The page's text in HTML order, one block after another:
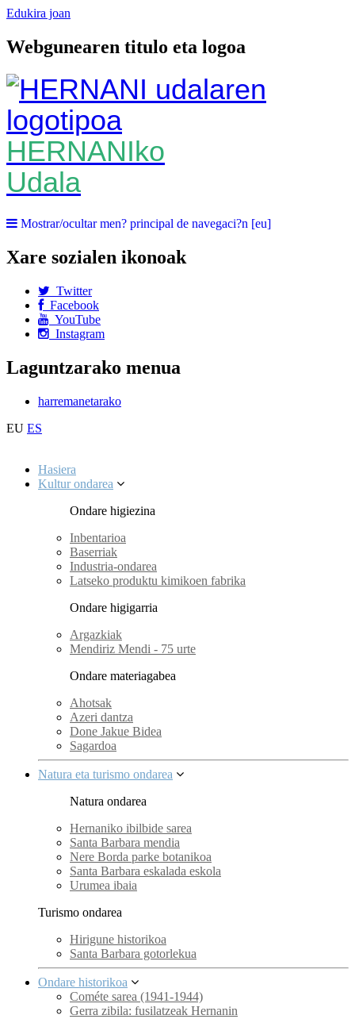
Edukira joan
Webgunearen titulo eta logoa
HERNANIko
Udala
Mostrar/ocultar men? principal de navegaci?n [eu]
Xare sozialen ikonoak
Twitter
Facebook
YouTube
Instagram
Laguntzarako menua
harremanetarako
EU ES
Hasiera
Kultur ondarea
Ondare higiezina
Inbentarioa
Baserriak
Industria-ondarea
Latseko produktu kimikoen fabrika
Ondare higigarria
Argazkiak
Mendiriz Mendi - 75 urte
Ondare materiagabea
Ahotsak
Azeri dantza
Done Jakue Bidea
Sagardoa
Natura eta turismo ondarea
Natura ondarea
Hernaniko ibilbide sarea
Santa Barbara mendia
Nere Borda parke botanikoa
Santa Barbara eskalada eskola
Urumea ibaia
Turismo ondarea
Hirigune historikoa
Santa Barbara gotorlekua
Ondare historikoa
Cométe sarea (1941-1944)
Gerra zibila: fusilatzeak Hernanin